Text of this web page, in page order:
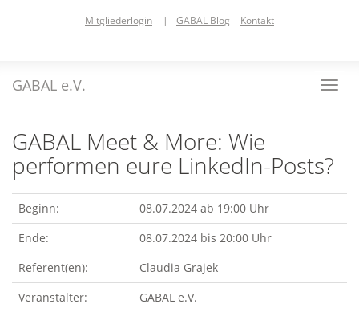
Mitgliederlogin | GABAL Blog Kontakt
GABAL e.V.
GABAL Meet & More: Wie
performen eure LinkedIn-Posts?
Beginn:
08.07.2024 ab 19:00 Uhr
Ende:
08.07.2024 bis 20:00 Uhr
Referent(en):
Claudia Grajek
Veranstalter:
GABAL e.V.